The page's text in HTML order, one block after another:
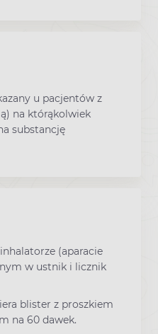
u pacjentów z
na którąkolwiek
substancję
(aparacie
w ustnik i licznik
blister z proszkiem
na 60 dawek.